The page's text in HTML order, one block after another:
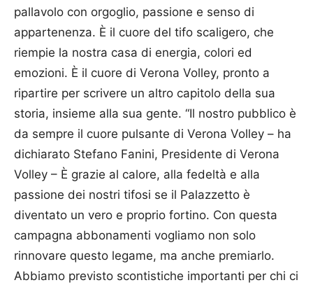
pallavolo con orgoglio, passione e senso di
appartenenza. È il cuore del tifo scaligero, che
riempie la nostra casa di energia, colori ed
emozioni. È il cuore di Verona Volley, pronto a
ripartire per scrivere un altro capitolo della sua
storia, insieme alla sua gente. “Il nostro pubblico è
da sempre il cuore pulsante di Verona Volley – ha
dichiarato Stefano Fanini, Presidente di Verona
Volley – È grazie al calore, alla fedeltà e alla
passione dei nostri tifosi se il Palazzetto è
diventato un vero e proprio fortino. Con questa
campagna abbonamenti vogliamo non solo
rinnovare questo legame, ma anche premiarlo.
Abbiamo previsto scontistiche importanti per chi ci